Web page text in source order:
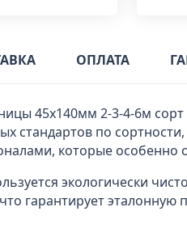
ОПЛАТА
45x140мм 2-3-4-6м
стандартов по
которые особенно
экологически
гарантирует эталонную